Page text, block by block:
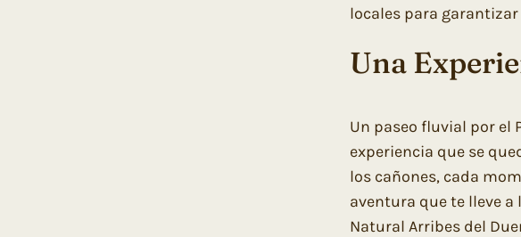
locales para
Una
Un paseo fluvial por el
experiencia que se
los cañones, cada
aventura que te lleve
Natural Arribes del